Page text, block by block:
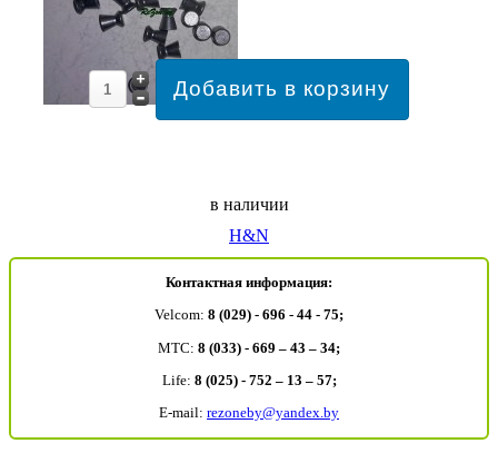
в наличии
H&N
Контактная информация:
Velcom: 8 (029) - 696 - 44 - 75;
MTC: 8 (033) - 669 – 43 – 34;
Life: 8 (025) - 752 – 13 – 57;
E-mail: rezoneby@yandex.by